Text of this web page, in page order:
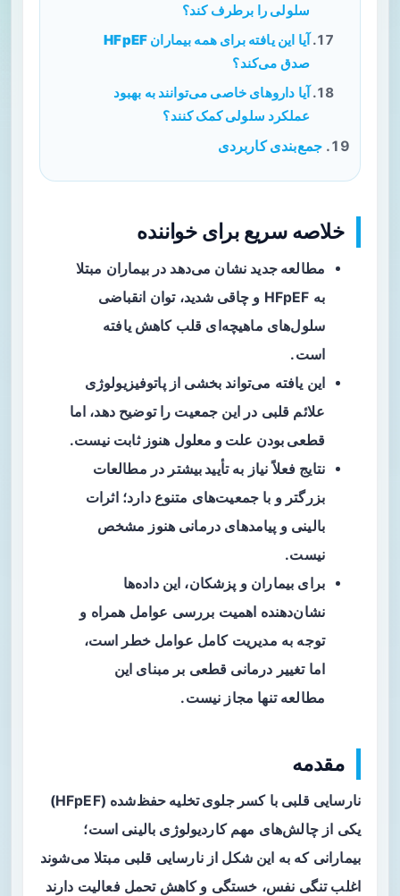
سلولی را برطرف کند؟
آیا این یافته برای همه بیماران HFpEF
صدق می‌کند؟
آیا داروهای خاصی می‌توانند به بهبود
عملکرد سلولی کمک کنند؟
جمع‌بندی کاربردی
خلاصه سریع برای خواننده
مطالعه جدید نشان می‌دهد در بیماران مبتلا
به HFpEF و
چاقی شدید، توان انقباضی
سلول‌های ماهیچه‌ای قلب کاهش یافته
است.
این یافته می‌تواند بخشی ازپاتوفیزیولوژی
علائم قلبی در این جمعیت را توضیح دهد، اما
قطعی بودن علت و معلول هنوز ثابت نیست.
نتایج فعلاً نیاز بهتأیید بیشتر در مطالعات
بزرگتر و با جمعیت‌های متنوع دارد؛ اثرات
بالینی و پیامدهای درمانی هنوز مشخص
نیست.
برای بیماران و پزشکان، این داده‌ها
نشان‌دهنده اهمیت بررسی عوامل همراه و
توجه به مدیریت کامل عوامل خطر است،
اما تغییر درمانی قطعی بر مبنای این
مطالعه تنها مجاز نیست.
مقدمه
نارسایی قلبی باکسر جلوی تخلیه حفظ‌شده
(HFpEF)
یکی از چالش‌های مهم کاردیولوژی بالینی است؛
بیمارانی که به این شکل از نارسایی قلبی مبتلا می‌شوند
اغلب تنگی نفس، خستگی و کاهش تحمل فعالیت دارند